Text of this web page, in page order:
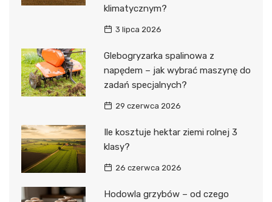
klimatycznym?
3 lipca 2026
Glebogryzarka spalinowa z
napędem – jak wybrać maszynę do
zadań specjalnych?
29 czerwca 2026
Ile kosztuje hektar ziemi rolnej 3
klasy?
26 czerwca 2026
Hodowla grzybów – od czego